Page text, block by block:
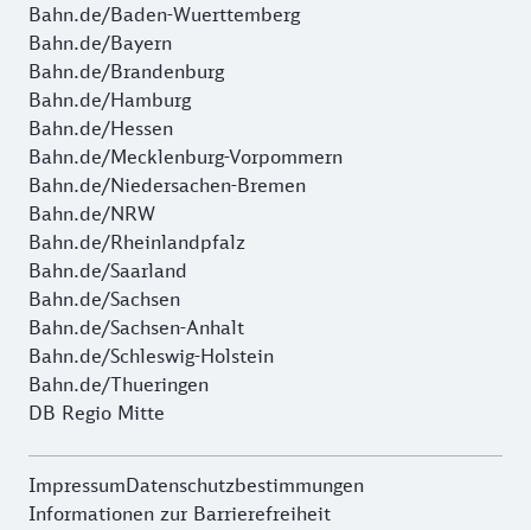
Bahn.de/Baden-Wuerttemberg
Bahn.de/Bayern
Bahn.de/Brandenburg
Bahn.de/Hamburg
Bahn.de/Hessen
Bahn.de/Mecklenburg-Vorpommern
Bahn.de/Niedersachen-Bremen
Bahn.de/NRW
Bahn.de/Rheinlandpfalz
Bahn.de/Saarland
Bahn.de/Sachsen
Bahn.de/Sachsen-Anhalt
Bahn.de/Schleswig-Holstein
Bahn.de/Thueringen
DB Regio Mitte
ImpressumDatenschutzbestimmungen
Informationen zur Barrierefreiheit